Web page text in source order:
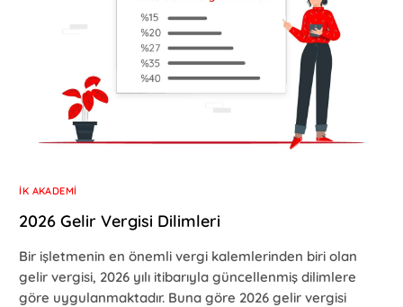
İK AKADEMI
2026 Gelir Vergisi Dilimleri
Bir işletmenin en önemli vergi kalemlerinden biri olan
gelir vergisi, 2026 yılı itibarıyla güncellenmiş dilimlere
göre uygulanmaktadır. Buna göre 2026 gelir vergisi